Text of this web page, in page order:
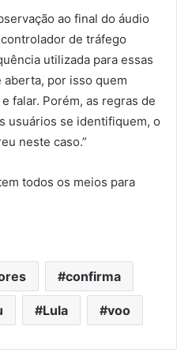
ao final do áudio
de tráfego
utilizada para essas
por isso quem
falar. Porém, as regras de
usuários se identifiquem, o
neste caso.”
todos os meios para
confirma
Lula voo